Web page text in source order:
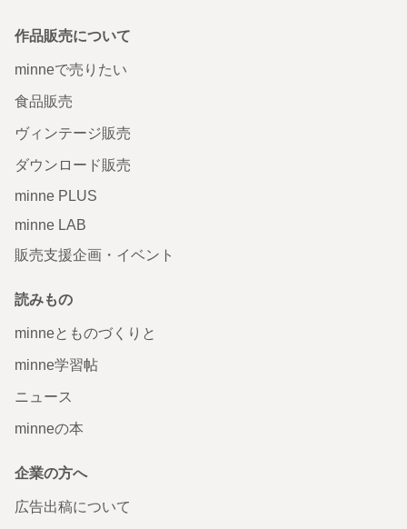
作品販売について
minneで売りたい
食品販売
ヴィンテージ販売
ダウンロード販売
minne PLUS
minne LAB
販売支援企画・イベント
読みもの
minneとものづくりと
minne学習帖
ニュース
minneの本
企業の方へ
広告出稿について